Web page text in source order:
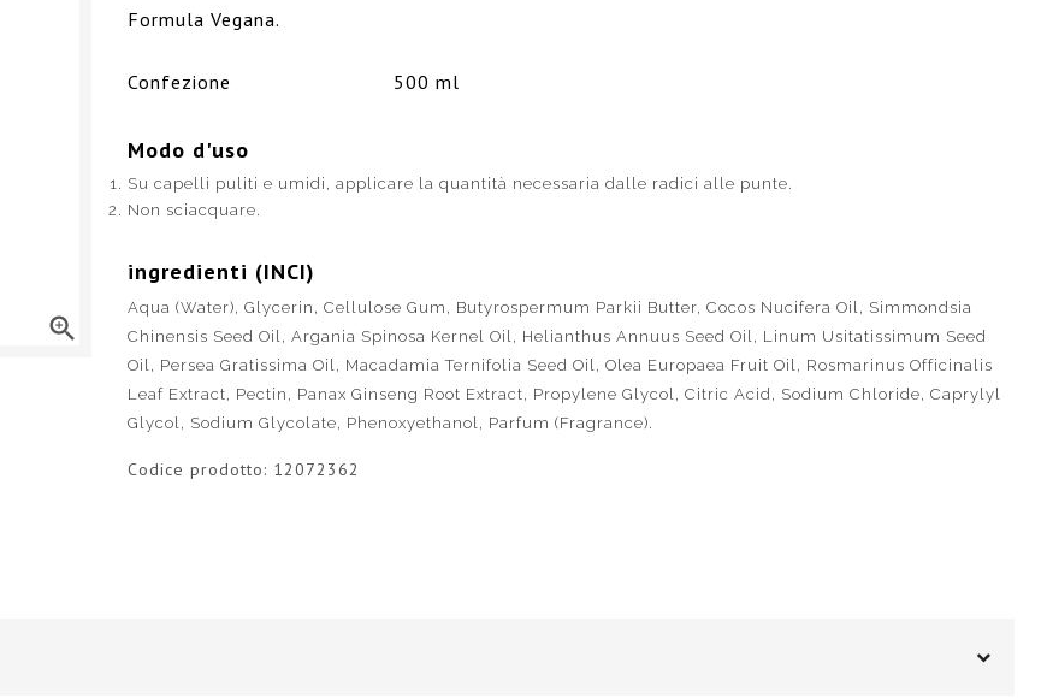

Formula Vegana.
Confezione 500 ml
Modo d'uso
Su capelli puliti e umidi, applicare la quantità necessaria dalle radici alle punte.
Non sciacquare.
ingredienti (INCI)
Aqua (Water), Glycerin, Cellulose Gum, Butyrospermum Parkii Butter, Cocos Nucifera Oil, Simmondsia
Chinensis Seed Oil, Argania Spinosa Kernel Oil, Helianthus Annuus Seed Oil, Linum Usitatissimum Seed
Oil, Persea Gratissima Oil, Macadamia Ternifolia Seed Oil, Olea Europaea Fruit Oil, Rosmarinus Officinalis
Leaf Extract, Pectin, Panax Ginseng Root Extract, Propylene Glycol, Citric Acid, Sodium Chloride, Caprylyl
Glycol, Sodium Glycolate, Phenoxyethanol, Parfum (Fragrance).
Codice prodotto: 12072362